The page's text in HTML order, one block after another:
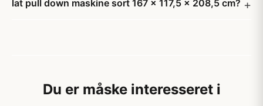
lat pull down maskine sort 167 x 117,5 x 208,5 cm?
Du er måske interesseret i